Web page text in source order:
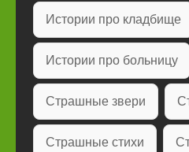
Истории про кладбище
Истории про больницу
Страшные звери
Страшные стихи